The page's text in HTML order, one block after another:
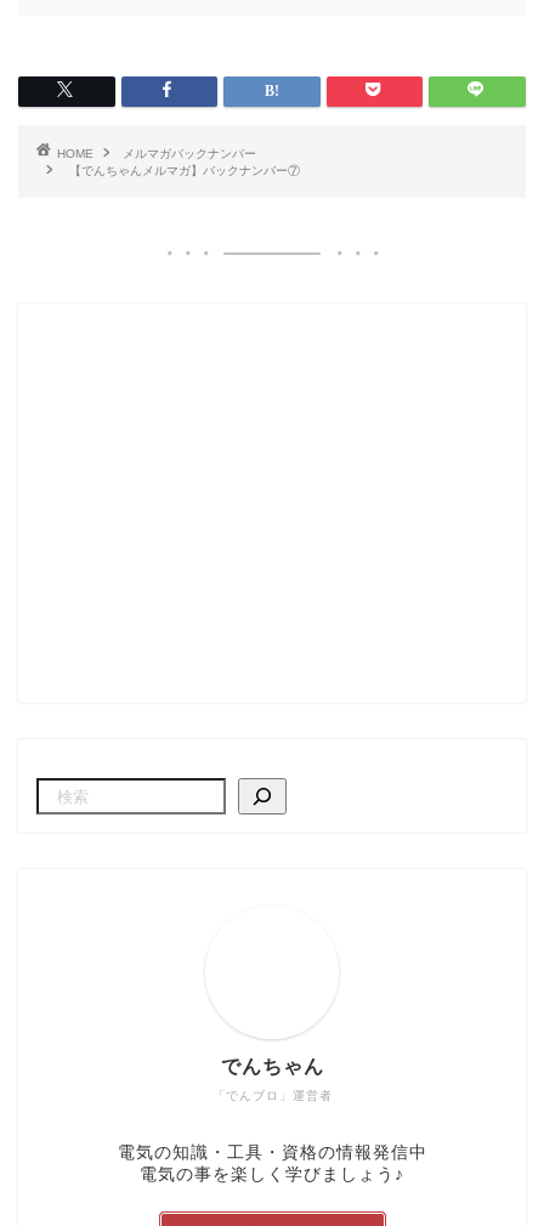
HOME
メルマガバックナンバー
【でんちゃんメルマガ】バックナンバー⑦
「でんブロ」運営者
でんちゃん
電気の知識・工具・資格の情報発信中
電気の事を楽しく学びましょう♪